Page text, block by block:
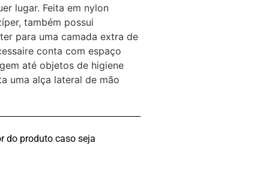
lugar. Feita em nylon
também possui
para uma camada extra de
conta com espaço
até objetos de higiene
uma alça lateral de mão
do produto caso seja